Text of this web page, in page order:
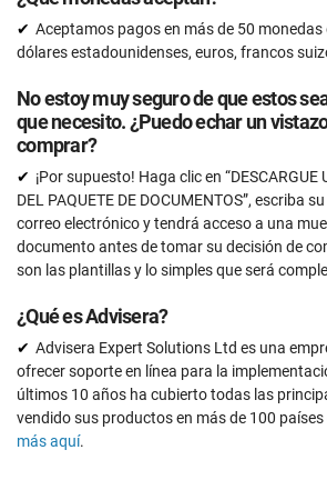
Aceptamos pagos en más de 50
dólares estadounidenses, euros, francos
No estoy muy seguro de que estos
que necesito. ¿Puedo echar un
comprar?
¡Por supuesto! Haga clic en “DESCARGUE
DEL PAQUETE DE DOCUMENTOS”, escriba
correo electrónico y tendrá acceso a una
documento antes de tomar su decisión de
son las plantillas y lo simples que será
¿Qué es Advisera?
Advisera Expert Solutions Ltd es una
ofrecer soporte en línea para la
últimos 10 años ha cubierto todas las
vendido sus productos en más de 100
más aquí.